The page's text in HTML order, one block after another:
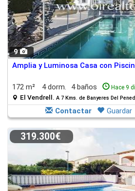
9
Amplia y Luminosa Casa con
172 m² 4 dorm. 4 baños Hace 9
El Vendrell. A 7 Kms. de Banyeres Del
Contactar Guardar
319.300€